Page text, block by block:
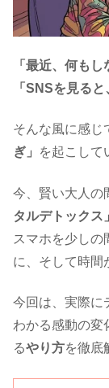
「最近、何もし
「SNSを見る
そんな風に感じ
ぎ」
を起こして
今、賢い大人の
タルデトックス」
スマホを少しの
に、そして時間
今回は、実際に
わかる感動の変
るやり方を徹底